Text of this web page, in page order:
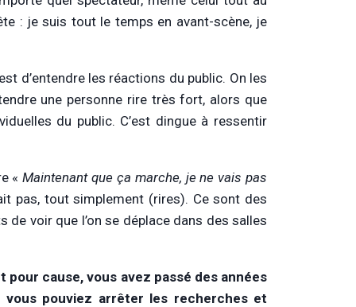
: je suis tout le temps en avant-scène, je
d’entendre les réactions du public. On les
une personne rire très fort, alors que
du public. C’est dingue à ressentir
«Maintenant que ça marche, je ne vais pas
pas, tout simplement (rires). Ce sont des
voir que l’on se déplace dans des salles
cause, vous avez passé des années
pouviez arrêter les recherches et